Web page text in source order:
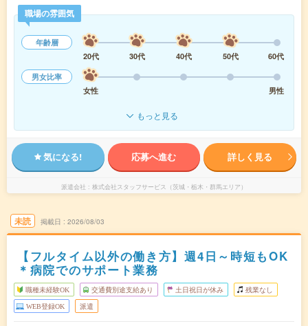
職場の雰囲気
年齢層
20代
30代 40代 50代
60代
男女比率
女性
男性
もっと見る
気になる! 応募へ進む 詳しく見る
派遣会社 株式会社スタッフサービス（茨城・栃木・群馬エリア）
未読 掲載日 2026/08/03
【フルタイム以外の働き方】週4日～時短もOK
＊病院でのサポート業務
職種未経験OK 交通費別途支給あり 土日祝日が休み 残業なし
WEB登録OK 派遣